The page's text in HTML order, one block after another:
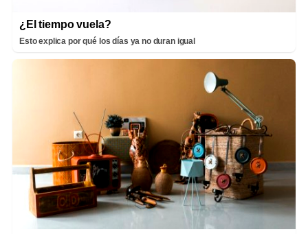
¿El tiempo vuela?
Esto explica por qué los días ya no duran igual